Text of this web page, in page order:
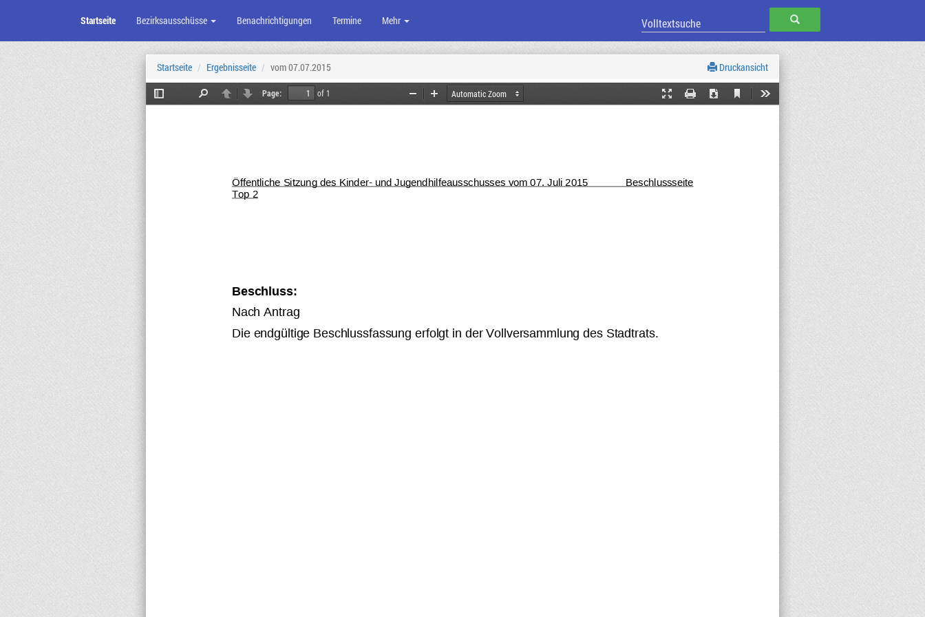
Zum
Seiteninhalt
SUCHEN
Startseite Bezirksausschüsse Benachrichtigungen Termine Mehr
Startseite Ergebnisseite vom 07.07.2015 Druckansicht
Toggle
Find PreviousNext
Page:
of 1
Presentation
Print Download
Current
Tools
Zoom Zoom
Öffentliche Sitzung des Kinder- und Jugendhilfeausschusses vom 07. Juli 2015
Beschlussseite
Top 2
Beschluss:
Nach Antrag
Die endgültige Beschlussfassung erfolgt in der Vollversammlung des Stadtrats.